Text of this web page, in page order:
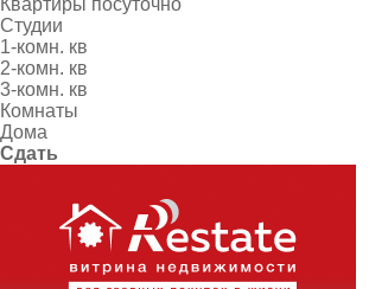
Квартиры посуточно
Студии
1-комн. кв
2-комн. кв
3-комн. кв
Комнаты
Дома
Сдать